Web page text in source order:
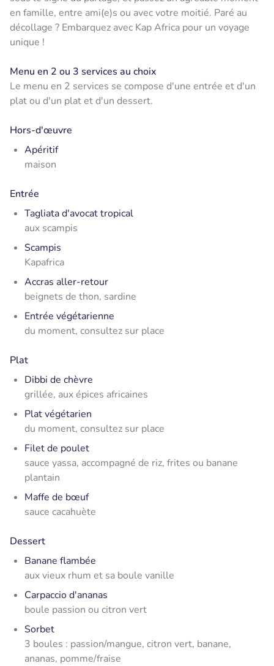
en famille, entre ami(e)s ou avec votre moitié. Paré au
décollage ? Embarquez avec Kap Africa pour un voyage
unique !
Menu en 2 ou 3 services au choix
Le menu en 2 services se compose d'une entrée et d'un
plat ou d'un plat et d'un dessert.
Hors-d'œuvre
Apéritif
maison
Entrée
Tagliata d'avocat tropical
aux scampis
Scampis
Kapafrica
Accras aller-retour
beignets de thon, sardine
Entrée végétarienne
du moment, consultez sur place
Plat
Dibbi de chèvre
grillée, aux épices africaines
Plat végétarien
du moment, consultez sur place
Filet de poulet
sauce yassa, accompagné de riz, frites ou banane
plantain
Maffe de bœuf
sauce cacahuète
Dessert
Banane flambée
aux vieux rhum et sa boule vanille
Carpaccio d'ananas
boule passion ou citron vert
Sorbet
3 boules : passion/mangue, citron vert, banane,
ananas, pomme/fraise